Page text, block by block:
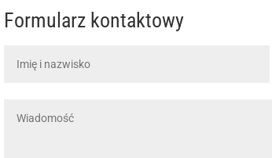
Formularz kontaktowy